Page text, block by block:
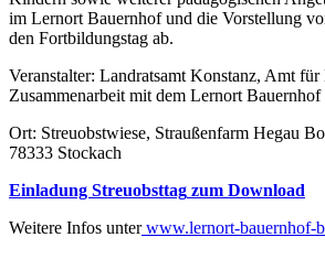
im Lernort Bauernhof und die Vorstellung
den Fortbildungstag ab.
Veranstalter: Landratsamt Konstanz, Amt
Zusammenarbeit mit dem Lernort Bauernhof
Ort: Streuobstwiese, Straußenfarm Hegau
78333 Stockach
Einladung Streuobsttag zum Download
Weitere Infos unterwww.lernort-bauernhof-